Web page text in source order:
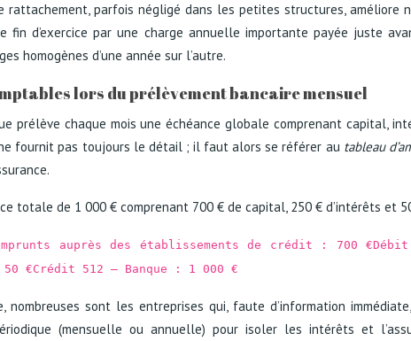
rattachement, parfois négligé dans les petites structures,
fin d’exercice par une charge annuelle importante payée juste
homogènes d’une année sur l’autre.
lors du prélèvement bancaire mensuel
prélève chaque mois une échéance globale comprenant capital,
fournit pas toujours le détail ; il faut alors se référer au tableau
totale de 1 000 € comprenant 700 € de capital, 250 € d’intérêts et
auprès des établissements de crédit : 700
50 €Crédit 512 – Banque : 1 000 €
nombreuses sont les entreprises qui, faute d’information
(mensuelle ou annuelle) pour isoler les intérêts et